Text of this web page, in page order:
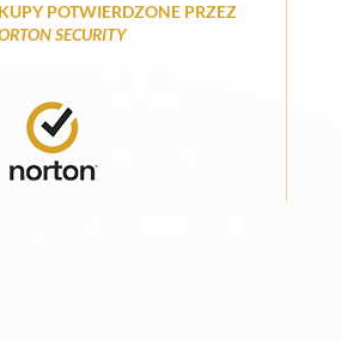
POTWIERDZONE PRZEZ
SECURITY